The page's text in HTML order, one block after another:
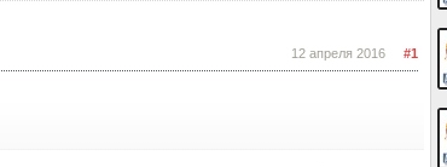
#1
12 апреля 2016